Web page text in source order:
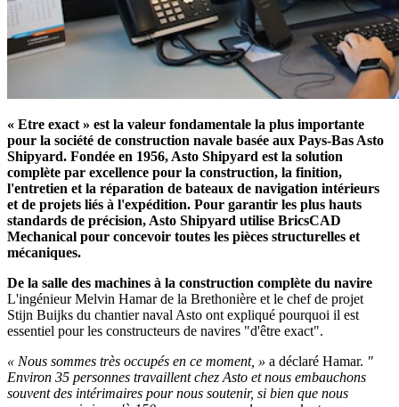
« Etre exact » est la valeur fondamentale la plus importante
pour la société de construction navale basée aux Pays-Bas Asto
Shipyard. Fondée en 1956, Asto Shipyard est la solution
complète par excellence pour la construction, la finition,
l'entretien et la réparation de bateaux de navigation intérieurs
et de projets liés à l'expédition. Pour garantir les plus hauts
standards de précision, Asto Shipyard utilise BricsCAD
Mechanical pour concevoir toutes les pièces structurelles et
mécaniques.
De la salle des machines à la construction complète du navire
L'ingénieur Melvin Hamar de la Brethonière et le chef de projet
Stijn Buijks du chantier naval Asto ont expliqué pourquoi il est
essentiel pour les constructeurs de navires "d'être exact".
« Nous sommes très occupés en ce moment, » a déclaré Hamar. "
Environ 35 personnes travaillent chez Asto et nous embauchons
souvent des intérimaires pour nous soutenir, si bien que nous